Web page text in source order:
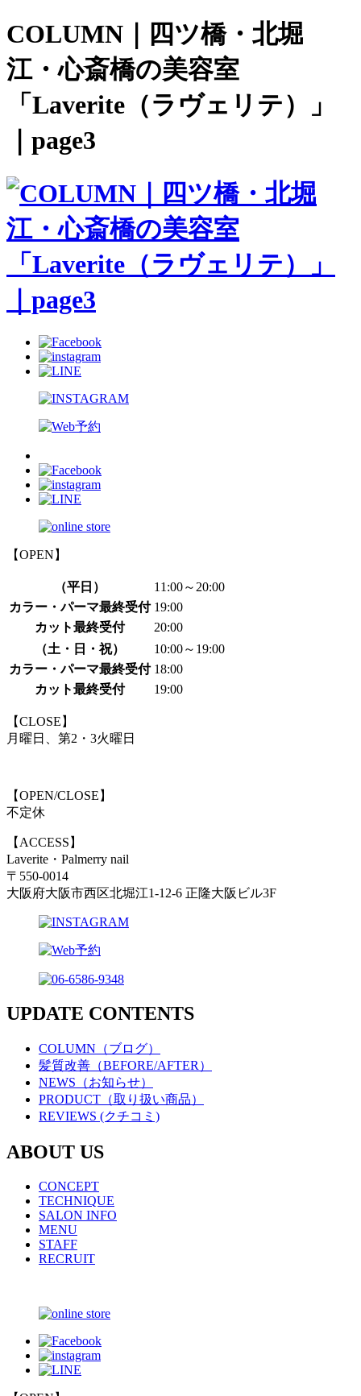
COLUMN｜四ツ橋・北堀
江・心斎橋の美容室
「Laverite（ラヴェリテ）」
｜page3
【OPEN】
（平日）
11:00～20:00
カラー・パーマ最終受付 19:00
カット最終受付
20:00
（土・日・祝）
10:00～19:00
カラー・パーマ最終受付 18:00
カット最終受付
19:00
【CLOSE】
月曜日、第2・3火曜日
【OPEN/CLOSE】
不定休
【ACCESS】
Laverite・Palmerry nail
〒550-0014
大阪府大阪市西区北堀江1-12-6 正隆大阪ビル3F
UPDATE CONTENTS
COLUMN（ブログ）
髪質改善（BEFORE/AFTER）
NEWS（お知らせ）
PRODUCT（取り扱い商品）
REVIEWS (クチコミ)
ABOUT US
CONCEPT
TECHNIQUE
SALON INFO
MENU
STAFF
RECRUIT